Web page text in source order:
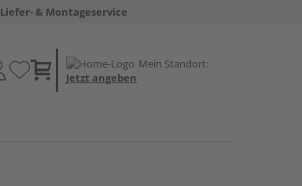
Liefer- & Montageservice
Mein Standort:
Jetzt angeben